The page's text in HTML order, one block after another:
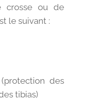
crosse ou de
le suivant :
des
tibias)